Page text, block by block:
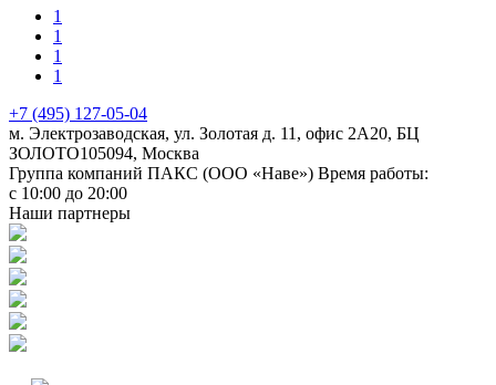
1
1
1
1
+7 (495) 127-05-04
м. Электрозаводская, ул. Золотая д. 11, офис 2А20, БЦ
ЗОЛОТО105094, Москва
Группа компаний ПАКС (ООО «Наве») Время работы:
с 10:00 до 20:00
Наши партнеры